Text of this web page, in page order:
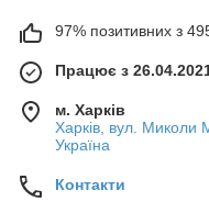
97% позитивних з 495
Працює з
м. Харків
Харків, вул. Миколи
Україна
Контакти